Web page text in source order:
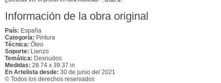
Información de la obra original
País: España
Categoría: Pintura
Técnica: Óleo
Soporte: Lienzo
Temática: Desnudos
Medidas: 28.74 x 39.37 in
En Artelista desde: 30 de junio del 2021
© Todos los derechos reservados